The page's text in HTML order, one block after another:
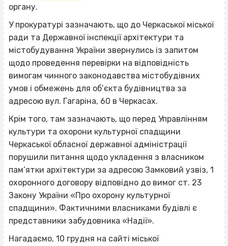
органу.
У прокуратурі зазначають, що до Черкаської міської
ради та Державної інспекції архітектури та
містобудування України звернулись із запитом
щодо проведення перевірки на відповідність
вимогам чинного законодавства містобудівних
умов і обмежень для об’єкта будівництва за
адресою вул. Гагаріна, 60 в Черкасах.
Крім того, там зазначають, що перед Управлінням
культури та охорони культурної спадщини
Черкаської обласної державної адміністрації
порушили питання щодо укладення з власником
пам’ятки архітектури за адресою Замковий узвіз, 1
охоронного договору відповідно до вимог ст. 23
Закону України «Про охорону культурної
спадщини». Фактичними власниками будівлі є
представники забудовника «Надії».
Нагадаємо, 10 грудня на сайті міської